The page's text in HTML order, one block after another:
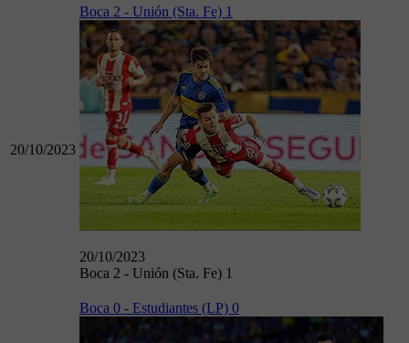
20/10/2023
Boca 2 - Unión (Sta. Fe) 1
20/10/2023
Boca 2 - Unión (Sta. Fe) 1
Boca 0 - Estudiantes (LP) 0